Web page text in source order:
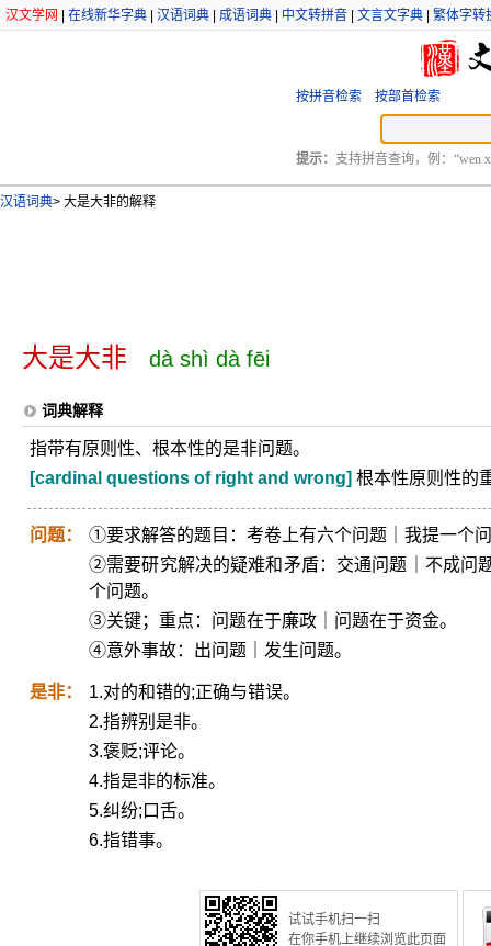
汉文学网 在线新华字典 汉语词典 成语词典 中文转拼音 文言文字典 繁体字转
按拼音检索 按部首检索
提示： 支持拼音查询，例：“wen
汉语词典> 大是大非的解释
大是大非 dà shì dà fēi
词典解释
指带有原则性、根本性的是非问题。
[cardinal questions of right and wrong] 根本性原则性的
问题：
①要求解答的题目：考卷上有六个问题｜我提一个
②需要研究解决的疑难和矛盾：交通问题｜不成问
个问题。
③关键；重点：问题在于廉政｜问题在于资金。
④意外事故：出问题｜发生问题。
是非：
1.对的和错的;正确与错误。
2.指辨别是非。
3.褒贬;评论。
4.指是非的标准。
5.纠纷;口舌。
6.指错事。
试试手机扫一扫
在你手机上继续浏览此页面